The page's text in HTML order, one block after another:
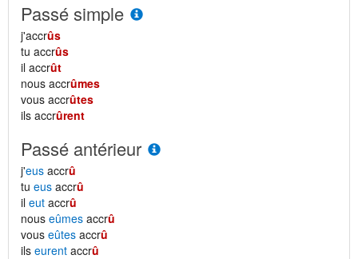
Passé simple
j'accrûs
tu accrûs
il accrût
nous accrûmes
vous accrûtes
ils accrûrent
Passé antérieur
j'eus accrû
tu eus accrû
il eut accrû
nous eûmes accrû
vous eûtes accrû
ils eurent accrû